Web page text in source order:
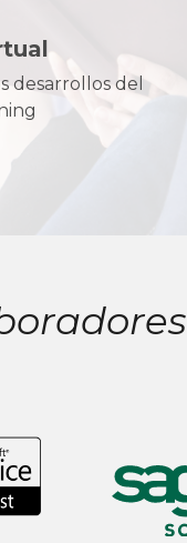
desarrollos del